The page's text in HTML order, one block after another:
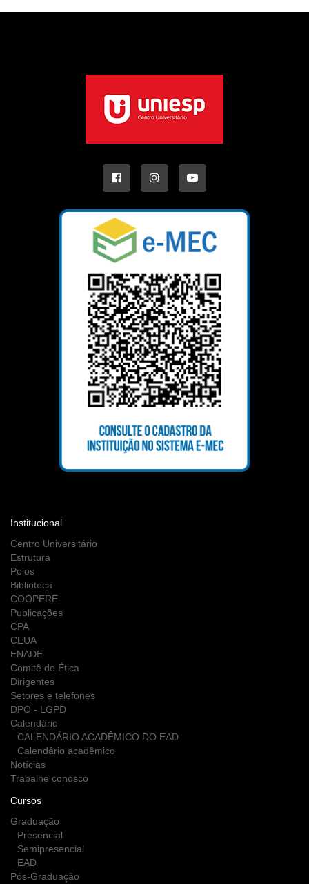
Institucional
Centro Universitário
Estrutura
Polos
Biblioteca
COOPERE
Publicações
CPA
CEUA
ENADE
Comitê de Ética
Dirigentes
Setores e telefones
DPO - LGPD
Calendário
CALENDÁRIO ACADÊMICO DO EAD
Calendário acadêmico
Notícias
Trabalhe conosco
Cursos
Graduação
Presencial
Semipresencial
EAD
Pós-Graduação